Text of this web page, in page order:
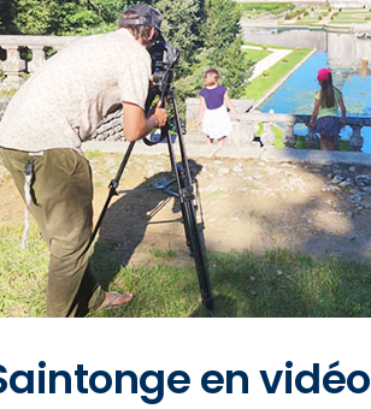
en vidéo